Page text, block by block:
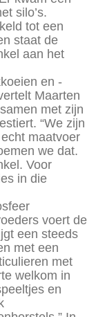
silo’s.
tot een
staat de
aan het
en -
Maarten
met zijn
“We zijn
maatvoer
we dat.
Voor
in die
voert de
een steeds
met een
met
welkom in
en